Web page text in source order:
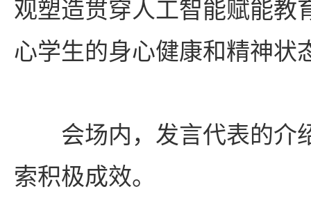
观塑造贯穿人工智能赋能教
心学生的身心健康和精神状
会场内，发言代表的介
索积极成效。